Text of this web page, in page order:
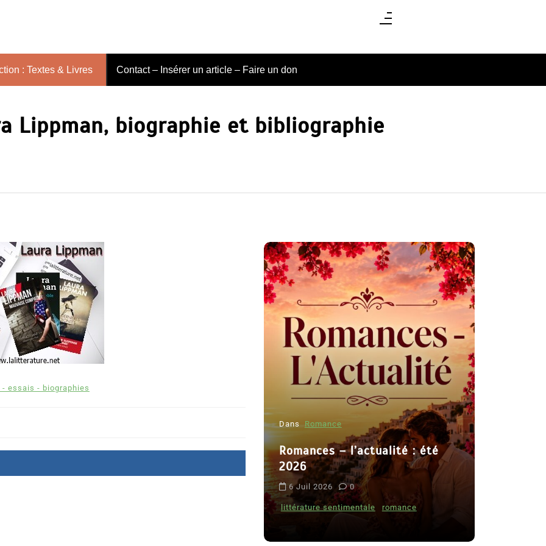
: Textes & Livres Contact – Insérer un article – Faire un don
Lippman, biographie et bibliographie
- essais - biographies
Dans Romance
Romances – l’actualité : été
2026
6 Juil 2026 0
littérature sentimentale romance